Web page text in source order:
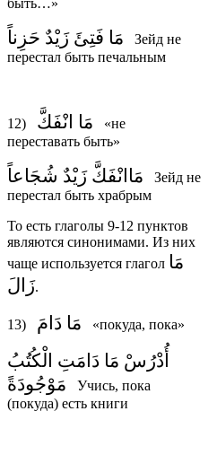
مَا فَتِئَ زَيْدٌ حَزِناً Зейд не
перестал быть печальным
12) مَا انْفَكَّ «не
переставать быть»
مَاانْفَكَّ زَيْدٌ شُجَاعاً Зейд не
перестал быть храбрым
То есть глаголы 9-12 пунктов
являются синонимами. Из них
чаще используется глагол مَا
زَالَ.
13) مَا دَامَ «покуда, пока»
أُدْرُسْ مَا دَامَتِ الْكُتُبُ
مَوْجُودَةً Учись, пока
(покуда) есть книги